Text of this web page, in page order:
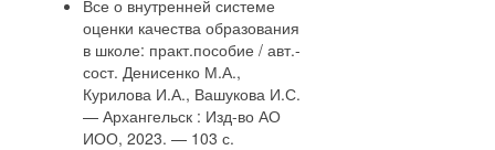
Все о внутренней системе
оценки качества образования
в школе: практ.пособие / авт.-
сост. Денисенко М.А.,
Курилова И.А., Вашукова И.С.
— Архангельск : Изд-во АО
ИОО, 2023. — 103 с.